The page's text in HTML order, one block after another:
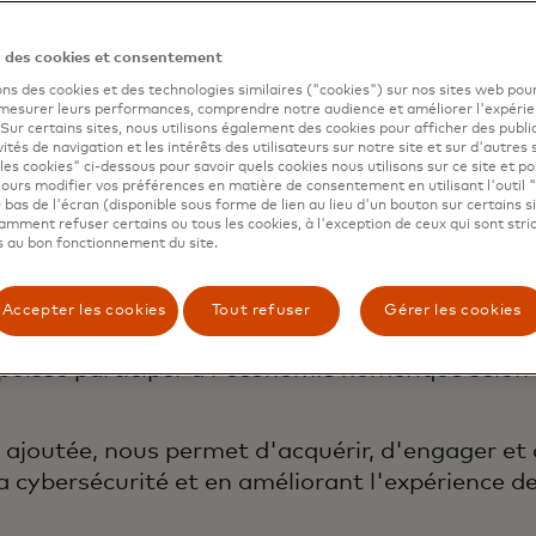
autonomise les personnes dans le monde
rendant les transactions sûres, simples,
flux commerciaux et nouveaux flux de
participer à l'économie numérique
ajoutée, nous permet d'acquérir, d'engager
et en améliorant l'expérience
cookies et consentement
des cookies et des technologies similaires ("cookies") sur nos sites web
leurs performances, comprendre notre audience et améliorer
certains sites, nous utilisons également des cookies pour afficher des
de navigation et les intérêts des utilisateurs sur notre site et sur d'autres
cookies" ci-dessous pour savoir quels cookies nous utilisons sur ce site et
modifier vos préférences en matière de consentement en utilisant l'outil
bas de l'écran (disponible sous forme de lien au lieu d'un bouton sur certains
refuser certains ou tous les cookies, à l'exception de ceux qui sont
au bon fonctionnement du site.
Accepter les cookies Tout refuser Gérer les cookies